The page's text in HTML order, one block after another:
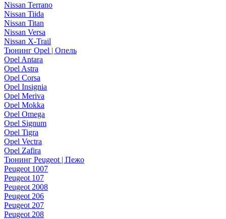
Nissan Terrano
Nissan Tiida
Nissan Titan
Nissan Versa
Nissan X-Trail
Тюнинг Opel | Опель
Opel Antara
Opel Astra
Opel Corsa
Opel Insignia
Opel Meriva
Opel Mokka
Opel Omega
Opel Signum
Opel Tigra
Opel Vectra
Opel Zafira
Тюнинг Peugeot | Пежо
Peugeot 1007
Peugeot 107
Peugeot 2008
Peugeot 206
Peugeot 207
Peugeot 208